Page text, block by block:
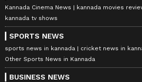
Kannada Cinema News kannada movies
kannada tv shows
SPORTS NEWS
sports news in kannada
cricket news in
Other Sports News in Kannada
BUSINESS NEWS